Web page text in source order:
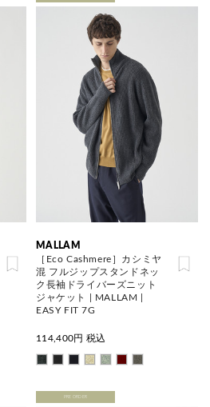
MALLAM
［Eco Cashmere］カシミヤ
混 フルジップスタンドネッ
ク長袖ドライバーズニット
ジャケット | MALLAM |
EASY FIT 7G
114,400円 税込
PRE ORDER